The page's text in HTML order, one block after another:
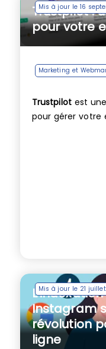
Mis à jour le 16
Trustpilot :
pour votre
Marketing et
Trustpilot est
pour gérer votre
Mis à jour le 21
Instagram
révolution
ligne